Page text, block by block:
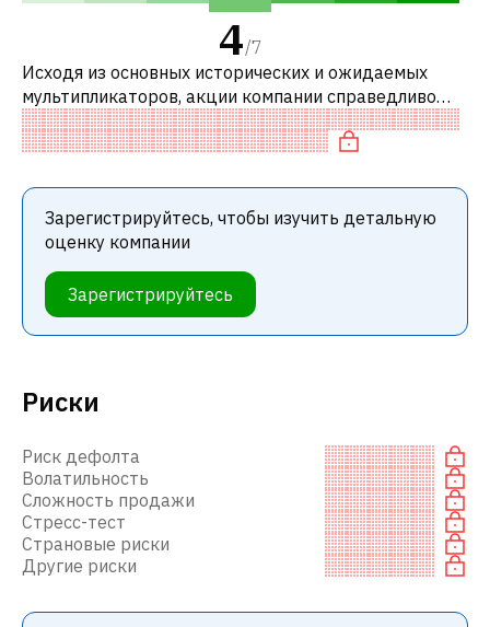
Риски
Риск дефолта
Волатильность
Сложность продажи
Стресс-тест
Страновые риски
Другие риски
4/7
Исходя из основных исторических и ожидаемых
мультипликаторов, акции компании справедливо
оценены по сравнению с аналогичными компаниями.
В частности, акция справедливо оц
Зарегистрируйтесь, чтобы изучить детальную
оценку компании
Зарегистрируйтесь